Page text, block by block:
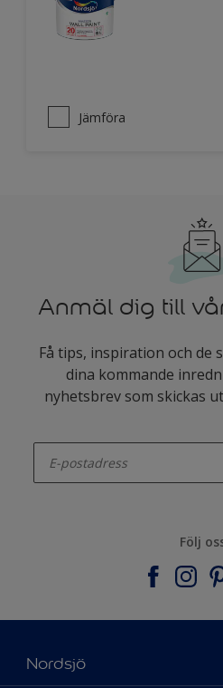
Jämföra
Anmäl dig till
Få tips, inspiration och de
dina kommande
nyhetsbrev som skickas
Följ
Nordsjö